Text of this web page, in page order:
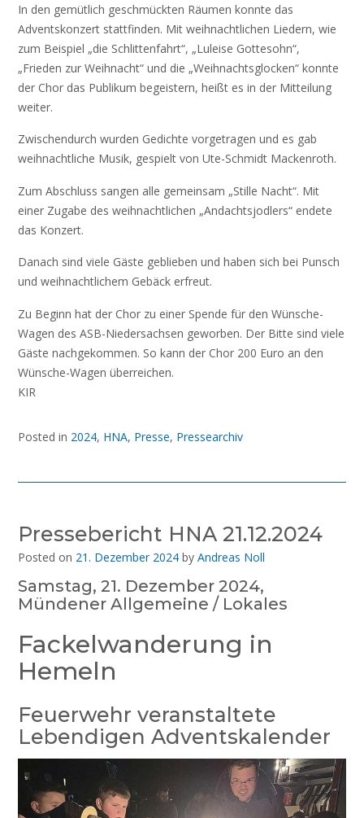
In den gemütlich geschmückten Räumen konnte das
Adventskonzert stattfinden. Mit weihnachtlichen Liedern, wie
zum Beispiel „die Schlittenfahrt“, „Luleise Gottesohn“,
„Frieden zur Weihnacht“ und die „Weihnachtsglocken“ konnte
der Chor das Publikum begeistern, heißt es in der Mitteilung
weiter.
Zwischendurch wurden Gedichte vorgetragen und es gab
weihnachtliche Musik, gespielt von Ute-Schmidt Mackenroth.
Zum Abschluss sangen alle gemeinsam „Stille Nacht“. Mit
einer Zugabe des weihnachtlichen „Andachtsjodlers“ endete
das Konzert.
Danach sind viele Gäste geblieben und haben sich bei Punsch
und weihnachtlichem Gebäck erfreut.
Zu Beginn hat der Chor zu einer Spende für den Wünsche-
Wagen des ASB-Niedersachsen geworben. Der Bitte sind viele
Gäste nachgekommen. So kann der Chor 200 Euro an den
Wünsche-Wagen überreichen.
KIR
Posted in 2024, HNA, Presse, Pressearchiv
Pressebericht HNA 21.12.2024
Posted on 21. Dezember 2024 by Andreas Noll
Samstag, 21. Dezember 2024,
Mündener Allgemeine / Lokales
Fackelwanderung in
Hemeln
Feuerwehr veranstaltete
Lebendigen Adventskalender